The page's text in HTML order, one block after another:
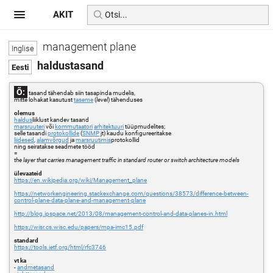
management plane
haldustasand
Õ:
tasand tähendab siin tasapinda mudelis,
mitte lohakat kasutusttaseme(level) tähenduses
olemus
haldusliiklust kandev tasand
marsruuterivõi kommutaatoriarhitektuuritüüpmudelites;
selle tasandiprotokollide(SNMPjt) kaudu konfigureeritakse
liidesed ,alamvõrgud jamarsruutimisprotokollid
ning seiratakse seadmete tööd
=
the layer that carries management traffic in standard router or switch architecture models
ülevaateid
https://en.wikipedia.org/wiki/Management_plane
https://networkengineering.stackexchange.com/questions/38573/difference-between-
control-plane-data-plane-and-management-plane
http://blog.ipspace.net/2013/08/management-control-and-data-planes-in.html
https://wisr.cs.wisc.edu/papers/mpa-imc15.pdf
standard
https://tools.ietf.org/html/rfc3746
vt ka
-andmetasand
AKIT